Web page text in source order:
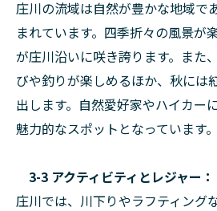
庄川の流域は自然が豊かな地域で
まれています。四季折々の風景が
が庄川沿いに咲き誇ります。また
びや釣りが楽しめるほか、秋には
出します。自然愛好家やハイカー
魅力的なスポットとなっています。
3-3 アクティビティとレジャー：
庄川では、川下りやラフティング